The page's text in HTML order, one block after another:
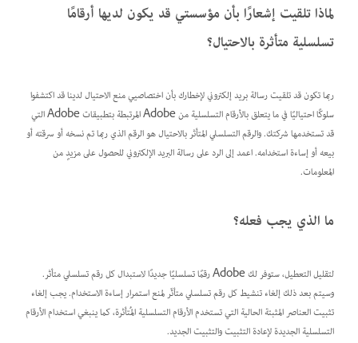
لماذا تلقيت إشعارًا بأن مؤسستي قد يكون لديها أرقامًا
تسلسلية متأثرة بالاحتيال؟
ربما تكون قد تلقيت رسالة بريد إلكتروني لإخطارك بأن اختصاصيي منع الاحتيال لدينا قد اكتشفوا
سلوكًا احتياليًا في ما يتعلق بالأرقام التسلسلية من Adobe المرتبطة بتطبيقات Adobe التي
قد تستخدمها شركتك. والرقم التسلسلي المتأثر بالاحتيال هو الرقم الذي ربما تم نسخه أو سرقته أو
بيعه أو إساءة استخدامه. اعمد إلى الرد على رسالة البريد الإلكتروني للحصول على مزيدٍ من
المعلومات.
ما الذي يجب فعله؟
لتقليل التعطيل، ستوفر لك Adobe رقمًا تسلسليًا جديدًا لاستبدال كل رقم تسلسلي متأثر.
وسيتم بعد ذلك إلغاء تنشيط كل رقم تسلسلي متأثّر لمنع استمرار إساءة الاستخدام. يجب إلغاء
تثبيت العناصر المثبتة الحالية التي تستخدم الأرقام التسلسلية المُتأثرة، كما ينبغي استخدام الأرقام
التسلسلية الجديدة لإعادة التثبيت والتثبيت الجديد.